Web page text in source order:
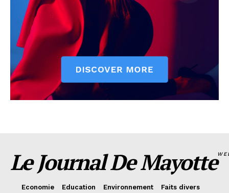
Le Journal De Mayotte
Economie Education Environnement
Faits divers